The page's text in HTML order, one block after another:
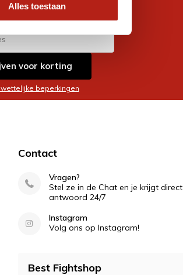
Alles toestaan
voor korting
beperkingen
Contact
Vragen?
Stel ze in de Chat en je krijgt direct
antwoord 24/7
Instagram
Volg ons op Instagram!
Best Fightshop